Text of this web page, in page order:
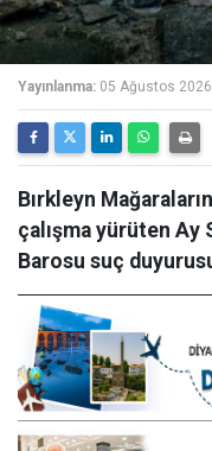
Yayınlanma: 05 Ağustos
Bırkleyn
çalışma yürüten Ay
Barosu suç